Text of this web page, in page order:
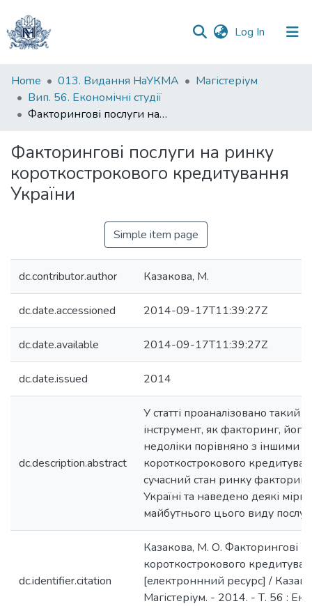
Log In (current)
Communities
&
Collections
Statistics
Home 013. Видання НаУКМА
Магістеріум
Вип. 56. Економічні студії
Факторингові послуги на ринку короткострокового кредитування України
Факторингові послуги на ринку
короткострокового кредитування
України
Simple item page
dc.contributor.author Казакова, М.
dc.date.accessioned 2014-09-17T11:39:27Z
dc.date.available 2014-09-17T11:39:27Z
dc.date.issued 2014
dc.description.abstract
У статті проаналізовано такий
інструмент, як факторинг, його
недоліки порівняно з іншими
короткострокового
сучасний стан ринку
Україні та наведено деякі
майбутнього цього виду послуг.
dc.identifier.citation
Казакова, М. О. Факторингові
короткострокового
[електроннний ресурс] /
Магістеріум. - 2014. - Т. 56 :